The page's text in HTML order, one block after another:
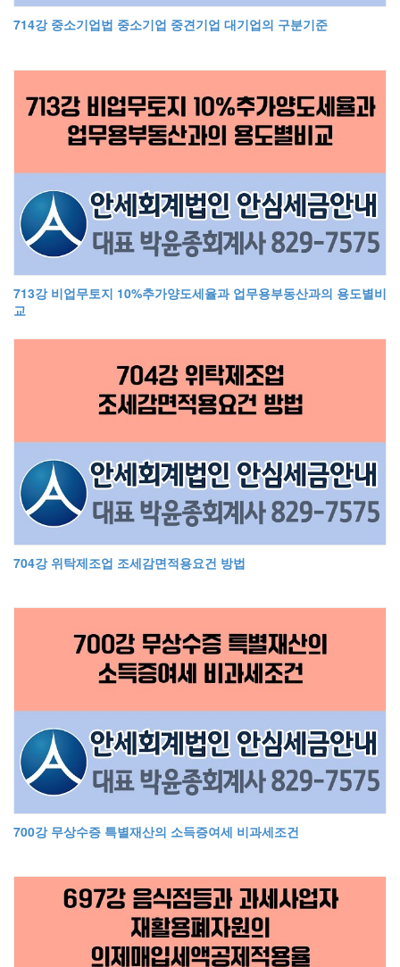
714강 중소기업법 중소기업 중견기업 대기업의 구분기준
713강 비업무토지 10%추가양도세율과 업무용부동산과의 용도별비
교
704강 위탁제조업 조세감면적용요건 방법
700강 무상수증 특별재산의 소득증여세 비과세조건